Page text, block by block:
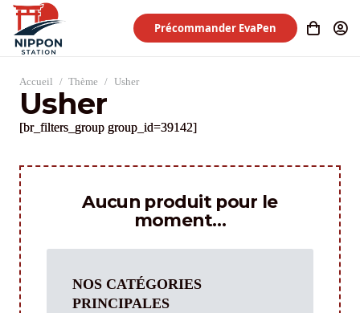
Précommander EvaPen
Accueil / Thème / Usher
Usher
[br_filters_group group_id=39142]
Aucun produit pour le
moment…
NOS CATÉGORIES
PRINCIPALES